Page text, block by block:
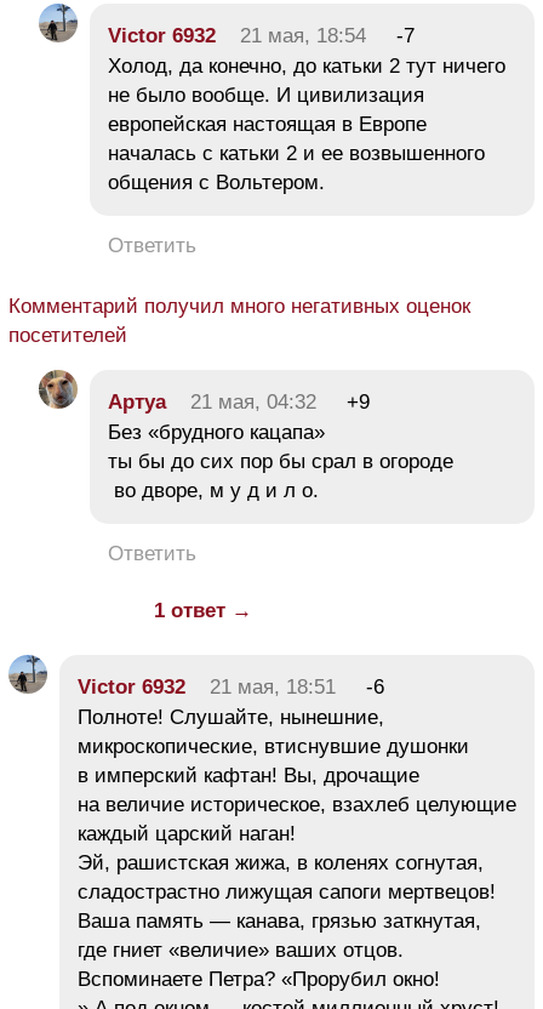
Victor 6932 21 мая, 18:54
-7
Холод, да конечно, до катьки 2 тут ничего
не было вообще. И цивилизация
европейская настоящая в Европе
началась с катьки 2 и ее возвышенного
общения с Вольтером.
Ответить
Комментарий получил много негативных оценок
посетителей
Aртуа 21 мая, 04:32
+9
Без «брудного кацапа»
ты бы до сих пор бы срал в огороде
во дворе, м у д и л о.
Ответить
1 ответ →
Victor 6932 21 мая, 18:51
-6
Полноте! Слушайте, нынешние,
микроскопические, втиснувшие душонки
в имперский кафтан! Вы, дрочащие
на величие историческое, взахлеб целующие
каждый царский наган!
Эй, рашистская жижа, в коленях согнутая,
сладострастно лижущая сапоги мертвецов!
Ваша память — канава, грязью заткнутая,
где гниет «величие» ваших отцов.
Вспоминаете Петра? «Прорубил окно!